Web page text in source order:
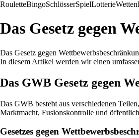
RouletteBingoSchlösserSpielLotterieWetten
Das Gesetz gegen
Das Gesetz gegen
In diesem Artikel werden wir einen
Das GWB Gesetz gegen
Das GWB besteht aus verschiedenen
Marktmacht, Fusionskontrolle und
Gesetzes gegen